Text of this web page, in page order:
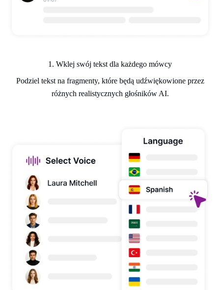
1. Wklej swój tekst dla każdego mówcy
Podziel tekst na fragmenty, które będą udźwiękowione przez
różnych realistycznych głośników AI.